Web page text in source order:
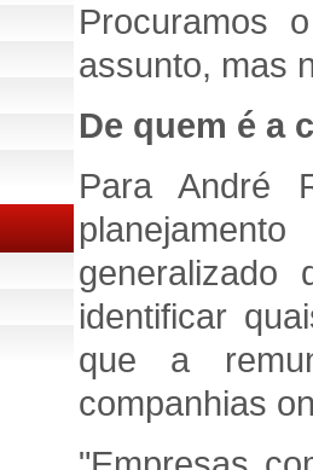
Procuramos
assunto, mas
De quem é a
Para André
identificar
que a
companhias